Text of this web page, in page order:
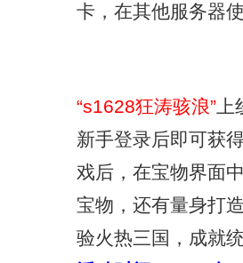
卡，在其他服务器
“s1628狂涛骇浪”
新手登录后即可获
戏后，在宝物界面
宝物，还有量身打
验火热三国，成就